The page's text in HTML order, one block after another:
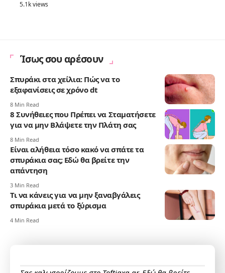
5.1k views
Ίσως σου αρέσουν
Σπυράκι στα χείλια: Πώς να το
εξαφανίσεις σε χρόνο dt
8 Min Read
8 Συνήθειες που Πρέπει να Σταματήσετε
για να μην Βλάψετε την Πλάτη σας
8 Min Read
Είναι αλήθεια τόσο κακό να σπάτε τα
σπυράκια σας; Εδώ θα βρείτε την
απάντηση
3 Min Read
Τι να κάνεις για να μην ξαναβγάλεις
σπυράκια μετά το ξύρισμα
4 Min Read